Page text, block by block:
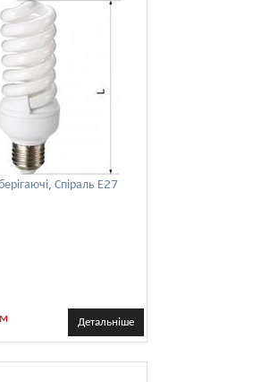
Спіраль Е27
Детальніше